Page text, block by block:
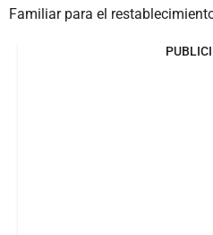
Familiar para el